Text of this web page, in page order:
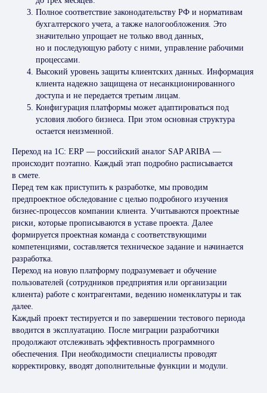
Полное соответствие законодательству РФ и нормативам
бухгалтерского учета, а также налогообложения. Это
значительно упрощает не только ввод данных,
но и последующую работу с ними, управление рабочими
процессами.
Высокий уровень защиты клиентских данных. Информация
клиента надежно защищена от несанкционированного
доступа и не передается третьим лицам.
Конфигурация платформы может адаптироваться под
условия любого бизнеса. При этом основная структура
остается неизменной.
Переход на 1С: ERP — российский аналог SAP ARIBA —
происходит поэтапно. Каждый этап подробно расписывается
в смете.
Перед тем как приступить к разработке, мы проводим
предпроектное обследование с целью подробного изучения
бизнес-процессов компании клиента. Учитываются проектные
риски, которые прописываются в уставе проекта. Далее
формируется проектная команда с соответствующими
компетенциями, составляется техническое задание и начинается
разработка.
Переход на новую платформу подразумевает и обучение
пользователей (сотрудников предприятия или организации
клиента) работе с контрагентами, ведению номенклатуры и так
далее.
Каждый проект тестируется и по завершении тестового периода
вводится в эксплуатацию. После миграции разработчики
продолжают отслеживать эффективность программного
обеспечения. При необходимости специалисты проводят
корректировку, вводят дополнительные функции и модули.